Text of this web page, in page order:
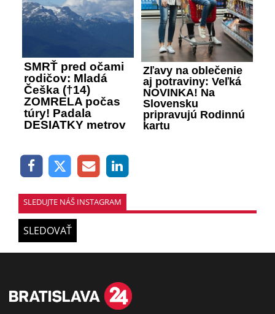
SMRŤ pred očami
rodičov: Mladá
Češka (†14)
ZOMRELA počas
túry! Padala
DESIATKY metrov
Zľavy na oblečenie
aj potraviny: Veľká
NOVINKA! Na
Slovensku
pripravujú Rodinnú
kartu
SLEDUJTE NÁŠ INSTAGRAM
SLEDOVAŤ